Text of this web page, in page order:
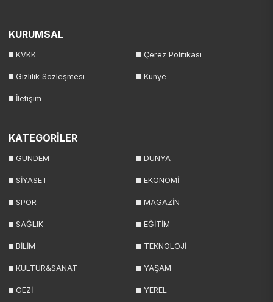
KURUMSAL
KVKK Çerez Politikası
Gizlilik Sözleşmesi Künye
İletişim
KATEGORİLER
GÜNDEM DÜNYA
SİYASET EKONOMİ
SPOR MAGAZİN
SAĞLIK EĞİTİM
BİLİM TEKNOLOJİ
KÜLTÜR&SANAT YAŞAM
GEZİ YEREL